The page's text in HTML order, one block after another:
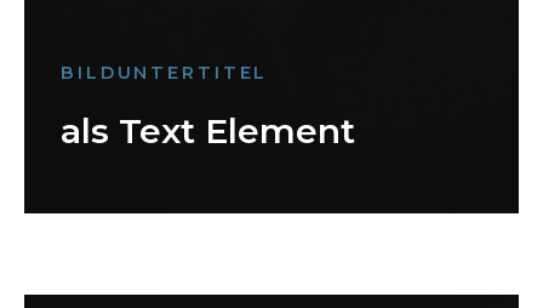
BILDUNTERTITEL
als Text Element